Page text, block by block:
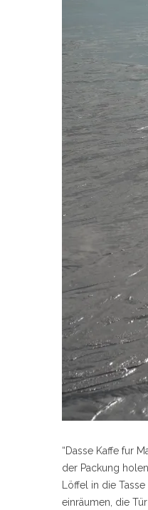
“Dasse Kaffe fur
der Packung
Löffel in die
einräumen, die
c
f
: